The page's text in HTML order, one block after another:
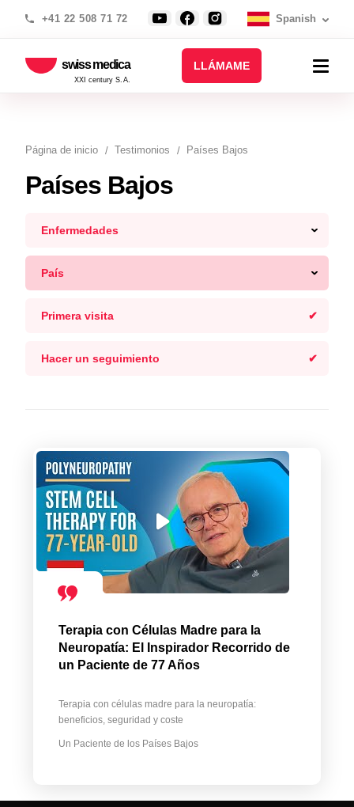
+41 22 508 71 72 Spanish
swiss medica
XXI century S.A.
LLÁMAME
Página de inicio Testimonios Países Bajos
Países Bajos
Enfermedades
País
Primera visita
Hacer un seguimiento
Terapia con Células Madre para la
Neuropatía: El Inspirador Recorrido de
un Paciente de 77 Años
Terapia con células madre para la neuropatía:
beneficios, seguridad y coste
Un Paciente de los Países Bajos